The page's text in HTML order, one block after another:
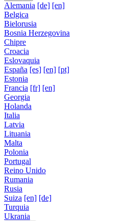
Alemania [de] [en]
Belgica
Bielorusia
Bosnia Herzegovina
Chipre
Croacia
Eslovaquia
España [es] [en] [pt]
Estonia
Francia [fr] [en]
Georgia
Holanda
Italia
Latvia
Lituania
Malta
Polonia
Portugal
Reino Unido
Rumania
Rusia
Suiza [en] [de]
Turquia
Ukrania